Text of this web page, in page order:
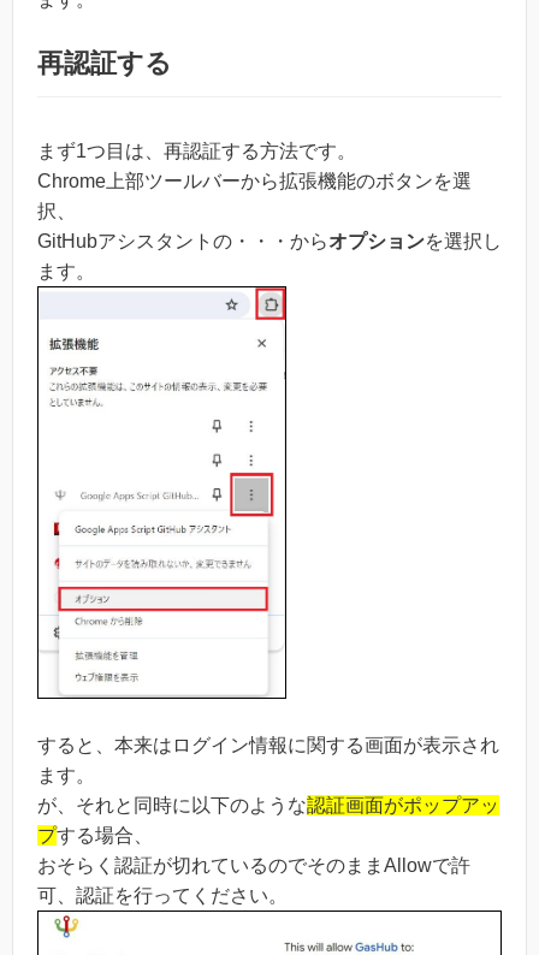
再認証する
まず1つ目は、再認証する方法です。
Chrome上部ツールバーから拡張機能のボタンを選
択、
GitHubアシスタントの・・・からオプションを選択し
ます。
すると、本来はログイン情報に関する画面が表示され
ます。
が、それと同時に以下のような認証画面がポップアッ
プする場合、
おそらく認証が切れているのでそのままAllowで許
可、認証を行ってください。